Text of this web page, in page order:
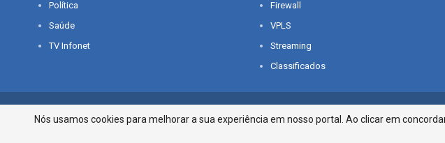
Política
Saúde
TV Infonet
Firewall
VPLS
Streaming
Classificados
© 2026 - O que é notícia em Sergipe. Todos os direitos reservados.
Nós usamos cookies para melhorar a sua experiência em nosso portal. Ao clicar em